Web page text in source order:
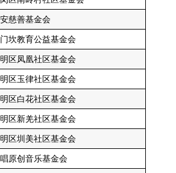
慈善基金会
坎教育公益基金会
区凤凰社区基金会
区玉律社区基金会
区白花社区基金会
区新羌社区基金会
区圳美社区基金会
原创音乐基金会